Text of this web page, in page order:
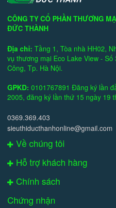
CÔNG TY CỔ PHẦN THƯƠNG
ĐỨC THÀNH
Địa chỉ: Tầng 1, Tòa nhà HH02,
vụ thương mại Eco Lake View -
Công, Tp. Hà Nội.
GPKD: 0101767891 Đăng ký lần
2005, đăng ký lần thứ 15 ngày 19
0369.369.403
sieuthiducthanhonline@gmail.com
Về chúng tôi
Hỗ trợ khách hàng
Chính sách
Chứng nhận